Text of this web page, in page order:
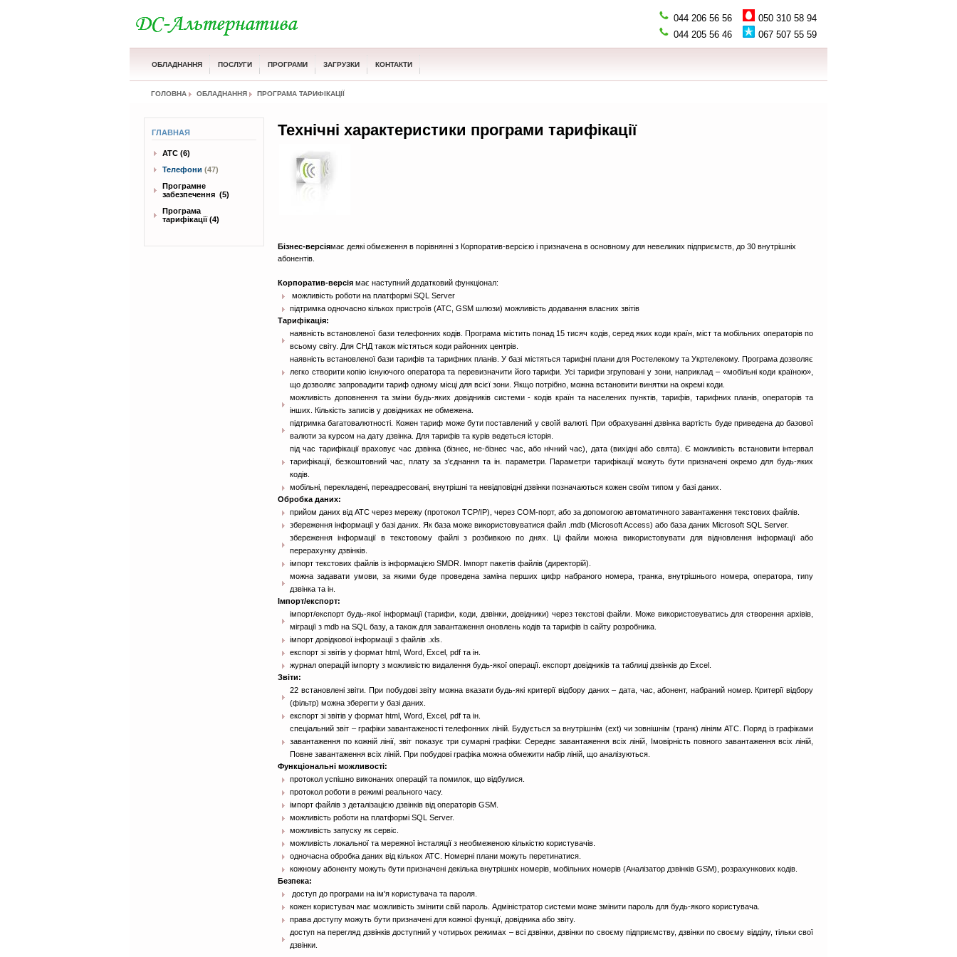
050 310 58 94
044 206 56 56
067 507 55 59
044 205 56 46
ОБЛАДНАННЯ ПОСЛУГИ ПРОГРАМИ ЗАГРУЗКИ КОНТАКТИ
ГОЛОВНА ОБЛАДНАННЯ ПРОГРАМА ТАРИФІКАЦІЇ
ГЛАВНАЯ
АТС (6)
Телефони (47)
Програмне
забезпечення (5)
Програма
тарифікації(4)
Технічні характеристики програми тарифікації
Бізнес-версіямає деякі обмеження в порівнянні з Корпоратив-версією і призначена в основному для невеликих підприємств, до 30 внутрішніх
абонентів.
Корпоратив-версія має наступний додатковий функціонал:
можливість роботи на платформі SQL Server
підтримка одночасно кількох пристроїв (АТС, GSM шлюзи) можливість додавання власних звітів
Тарифікація:
наявність встановленої бази телефонних кодів. Програма містить понад 15 тисяч кодів, серед яких коди країн, міст та мобільних операторів по
всьому світу. Для СНД також містяться коди районних центрів.
наявність встановленої бази тарифів та тарифних планів. У базі містяться тарифні плани для Ростелекому та Укртелекому. Програма дозволяє
легко створити копію існуючого оператора та перевизначити його тарифи. Усі тарифи згруповані у зони, наприклад – «мобільні коди країною»,
що дозволяє запровадити тариф одному місці для всієї зони. Якщо потрібно, можна встановити винятки на окремі коди.
можливість доповнення та зміни будь-яких довідників системи - кодів країн та населених пунктів, тарифів, тарифних планів, операторів та
інших. Кількість записів у довідниках не обмежена.
підтримка багатовалютності. Кожен тариф може бути поставлений у своїй валюті. При обрахуванні дзвінка вартість буде приведена до базової
валюти за курсом на дату дзвінка. Для тарифів та курів ведеться історія.
під час тарифікації враховує час дзвінка (бізнес, не-бізнес час, або нічний час), дата (вихідні або свята). Є можливість встановити інтервал
тарифікації, безкоштовний час, плату за з'єднання та ін. параметри. Параметри тарифікації можуть бути призначені окремо для будь-яких
кодів.
мобільні, перекладені, переадресовані, внутрішні та невідповідні дзвінки позначаються кожен своїм типом у базі даних.
Обробка даних:
прийом даних від АТС через мережу (протокол TCP/IP), через COM-порт, або за допомогою автоматичного завантаження текстових файлів.
збереження інформації у базі даних. Як база може використовуватися файл .mdb (Microsoft Access) або база даних Microsoft SQL Server.
збереження інформації в текстовому файлі з розбивкою по днях. Ці файли можна використовувати для відновлення інформації або
перерахунку дзвінків.
імпорт текстових файлів із інформацією SMDR. Імпорт пакетів файлів (директорій).
можна задавати умови, за якими буде проведена заміна перших цифр набраного номера, транка, внутрішнього номера, оператора, типу
дзвінка та ін.
Імпорт/експорт:
імпорт/експорт будь-якої інформації (тарифи, коди, дзвінки, довідники) через текстові файли. Може використовуватись для створення архівів,
міграції з mdb на SQL базу, а також для завантаження оновлень кодів та тарифів із сайту розробника.
імпорт довідкової інформації з файлів .xls.
експорт зі звітів у формат html, Word, Excel, pdf та ін.
журнал операцій імпорту з можливістю видалення будь-якої операції. експорт довідників та таблиці дзвінків до Excel.
Звіти:
22 встановлені звіти. При побудові звіту можна вказати будь-які критерії відбору даних – дата, час, абонент, набраний номер. Критерії відбору
(фільтр) можна зберегти у базі даних.
експорт зі звітів у формат html, Word, Excel, pdf та ін.
спеціальний звіт – графіки завантаженості телефонних ліній. Будується за внутрішнім (ext) чи зовнішнім (транк) лініям АТС. Поряд із графіками
завантаження по кожній лінії, звіт показує три сумарні графіки: Середнє завантаження всіх ліній, Імовірність повного завантаження всіх ліній,
Повне завантаження всіх ліній. При побудові графіка можна обмежити набір ліній, що аналізуються.
Функціональні можливості:
протокол успішно виконаних операцій та помилок, що відбулися.
протокол роботи в режимі реального часу.
імпорт файлів з деталізацією дзвінків від операторів GSM.
можливість роботи на платформі SQL Server.
можливість запуску як сервіс.
можливість локальної та мережної інсталяції з необмеженою кількістю користувачів.
одночасна обробка даних від кількох АТС. Номерні плани можуть перетинатися.
кожному абоненту можуть бути призначені декілька внутрішніх номерів, мобільних номерів (Аналізатор дзвінків GSM), розрахункових кодів.
Безпека:
доступ до програми на ім'я користувача та пароля.
кожен користувач має можливість змінити свій пароль. Адміністратор системи може змінити пароль для будь-якого користувача.
права доступу можуть бути призначені для кожної функції, довідника або звіту.
доступ на перегляд дзвінків доступний у чотирьох режимах – всі дзвінки, дзвінки по своєму підприємству, дзвінки по своєму відділу, тільки свої
дзвінки.